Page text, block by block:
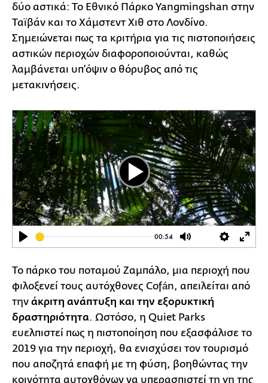
δύο αστικά: Το Εθνικό Πάρκο Yangmingshan στην
Ταϊβάν και το Χάμστεντ Χιθ στο Λονδίνο.
Σημειώνεται πως τα κριτήρια για τις πιστοποιήσεις
αστικών περιοχών διαφοροποιούνται, καθώς
λαμβάνεται υπ'όψιν ο θόρυβος από τις
μετακινήσεις.
Play
00:54
Mute Settings
Play
Το πάρκο του ποταμού Ζαμπάλο, μια περιοχή που
φιλοξενεί τους αυτόχθονες Cofán, απειλείται από
την άκριτη ανάπτυξη και την εξορυκτική
δραστηριότητα. Ωστόσο, η Quiet Parks
ευελπιστεί πως η πιστοποίηση που εξασφάλισε το
2019 για την περιοχή, θα ενισχύσει τον τουρισμό
που αποζητά επαφή με τη φύση, βοηθώντας την
κοινότητα αυτοχθόνων να υπερασπιστεί τη γη της